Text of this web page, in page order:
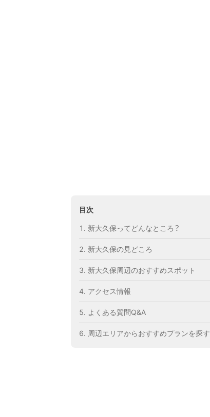
目次
新大久保ってどんなところ？
新大久保の見どころ
新大久保周辺のおすすめスポット
アクセス情報
よくある質問Q&A
周辺エリアからおすすめプランを探す